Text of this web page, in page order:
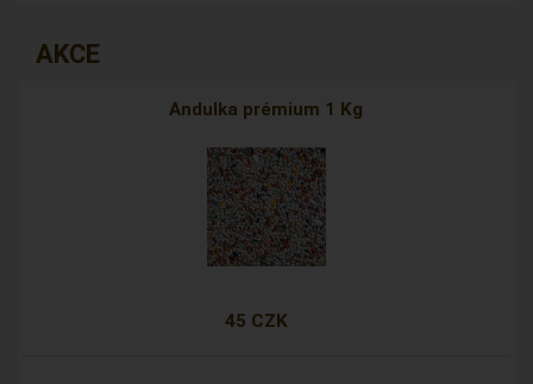
AKCE
Andulka prémium 1 Kg
45 CZK